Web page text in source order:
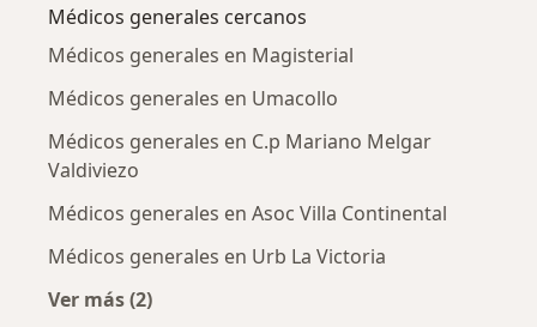
Médicos generales cercanos
Médicos generales en Magisterial
Médicos generales en Umacollo
Médicos generales en C.p Mariano Melgar
Valdiviezo
Médicos generales en Asoc Villa Continental
Médicos generales en Urb La Victoria
Ver más (2)